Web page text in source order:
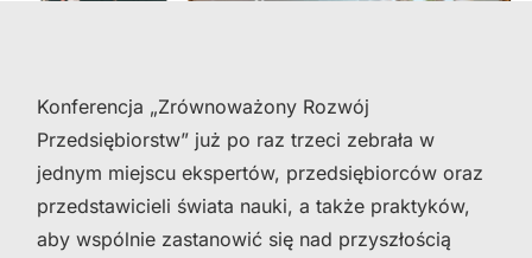
Konferencja „Zrównoważony Rozwój
Przedsiębiorstw” już po raz trzeci zebrała w
jednym miejscu ekspertów, przedsiębiorców oraz
przedstawicieli świata nauki, a także praktyków,
aby wspólnie zastanowić się nad przyszłością